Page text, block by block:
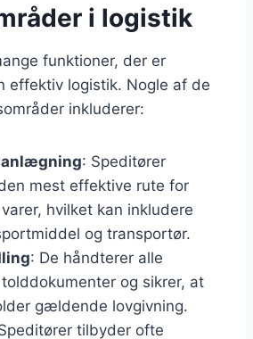
i logistik
funktioner, der er
effektiv logistik. Nogle af de
inkluderer:
: Speditører
mest effektive rute for
hvilket kan inkludere
og transportør.
: De håndterer alle
og sikrer, at
gældende lovgivning.
tilbyder ofte